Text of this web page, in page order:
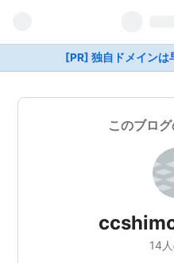
[PR] 独自ドメインは
このブロ
14